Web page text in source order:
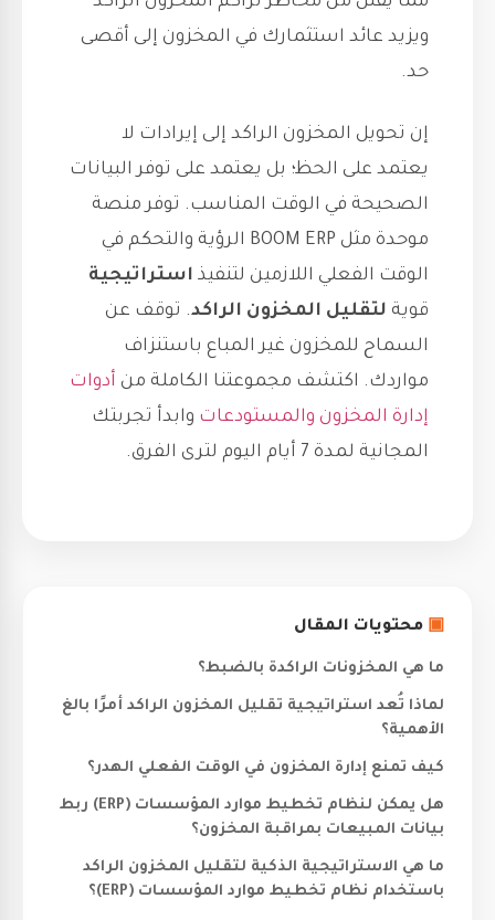
ويزيد عائد استثمارك في المخزون إلى أقصى
حد.
إن تحويل المخزون الراكد إلى إيرادات لا
يعتمد على الحظ؛ بل يعتمد على توفر البيانات
الصحيحة في الوقت المناسب. توفر منصة
موحدة مثل BOOM ERP الرؤية والتحكم في
الوقت الفعلي اللازمين لتنفيذ استراتيجية
قوية لتقليل المخزون الراكد. توقف عن
السماح للمخزون غير المباع باستنزاف
مواردك. اكتشف مجموعتنا الكاملة من أدوات
إدارة المخزون والمستودعات وابدأ تجربتك
المجانية لمدة 7 أيام اليوم لترى الفرق.
▣ محتويات المقال
ما هي المخزونات الراكدة بالضبط؟
لماذا تُعد استراتيجية تقليل المخزون الراكد أمرًا بالغ
الأهمية؟
كيف تمنع إدارة المخزون في الوقت الفعلي الهدر؟
هل يمكن لنظام تخطيط موارد المؤسسات (ERP) ربط
بيانات المبيعات بمراقبة المخزون؟
ما هي الاستراتيجية الذكية لتقليل المخزون الراكد
باستخدام نظام تخطيط موارد المؤسسات (ERP)؟